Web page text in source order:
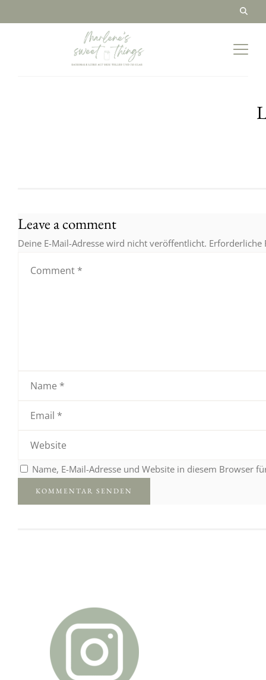
Leave a comment
Deine E-Mail-Adresse wird nicht veröffentlicht.
Name, E-Mail-Adresse und Website in diesem Browser